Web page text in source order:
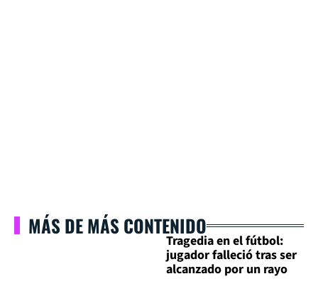
MÁS DE MÁS CONTENIDO
Tragedia en el fútbol:
jugador falleció tras ser
alcanzado por un rayo